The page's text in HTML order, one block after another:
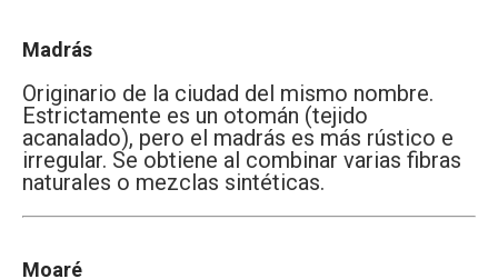
Madrás
Originario de la ciudad del mismo nombre.
Estrictamente es un otomán (tejido
acanalado), pero el madrás es más rústico e
irregular. Se obtiene al combinar varias fibras
naturales o mezclas sintéticas.
Moaré